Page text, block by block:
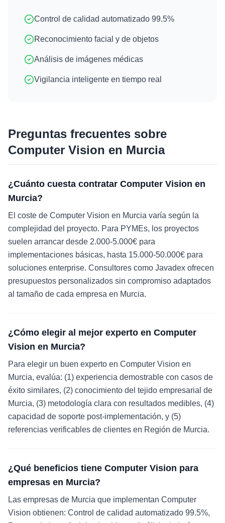
Control de calidad automatizado 99.5%
Reconocimiento facial y de objetos
Análisis de imágenes médicas
Vigilancia inteligente en tiempo real
Preguntas frecuentes sobre
Computer Vision en Murcia
¿Cuánto cuesta contratar Computer Vision en
Murcia?
El coste de Computer Vision en Murcia varía según la
complejidad del proyecto. Para PYMEs, los proyectos
suelen arrancar desde 2.000-5.000€ para
implementaciones básicas, hasta 15.000-50.000€ para
soluciones enterprise. Consultores como Javadex ofrecen
presupuestos personalizados sin compromiso adaptados
al tamaño de cada empresa en Murcia.
¿Cómo elegir al mejor experto en Computer
Vision en Murcia?
Para elegir un buen experto en Computer Vision en
Murcia, evalúa: (1) experiencia demostrable con casos de
éxito similares, (2) conocimiento del tejido empresarial de
Murcia, (3) metodología clara con resultados medibles, (4)
capacidad de soporte post-implementación, y (5)
referencias verificables de clientes en Región de Murcia.
¿Qué beneficios tiene Computer Vision para
empresas en Murcia?
Las empresas de Murcia que implementan Computer
Vision obtienen: Control de calidad automatizado 99.5%,